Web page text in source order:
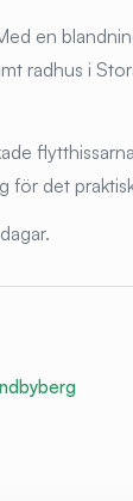
en
radhus i
för det